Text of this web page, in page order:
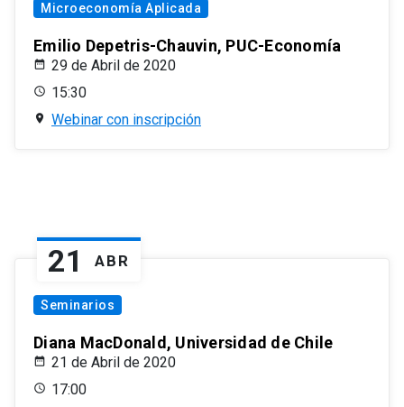
Microeconomía Aplicada
Emilio Depetris-Chauvin, PUC-Economía
29 de Abril de 2020
15:30
Webinar con inscripción
21 ABR
Seminarios
Diana MacDonald, Universidad de Chile
21 de Abril de 2020
17:00